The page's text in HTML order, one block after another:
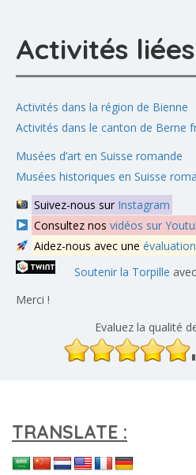
Activités liées
Activités dans la région de Bienne
Activités dans le canton de Berne
Musées d’art en Suisse romande
Musées historiques en Suisse
Suivez-nous sur Instagram
Consultez nos vidéos sur
Aidez-nous avec une
Soutenir la Torpille
Merci !
Evaluez la qualité
TRANSLATE :